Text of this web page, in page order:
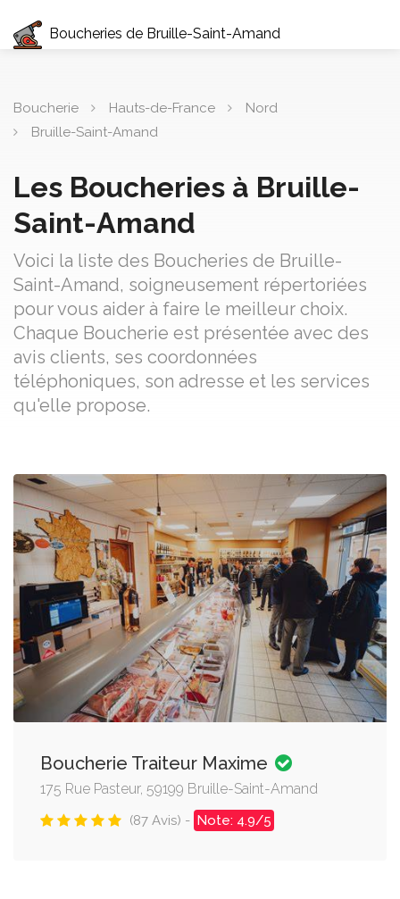
Boucheries de Bruille-Saint-Amand
Boucherie Hauts-de-France
Nord
Bruille-Saint-Amand
Les Boucheries à Bruille-
Saint-Amand
Voici la liste des Boucheries de Bruille-
Saint-Amand, soigneusement répertoriées
pour vous aider à faire le meilleur choix.
Chaque Boucherie est présentée avec des
avis clients, ses coordonnées
téléphoniques, son adresse et les services
qu'elle propose.
Boucherie Traiteur Maxime
175 Rue Pasteur, 59199 Bruille-Saint-Amand
(87 Avis) - Note: 4.9/5